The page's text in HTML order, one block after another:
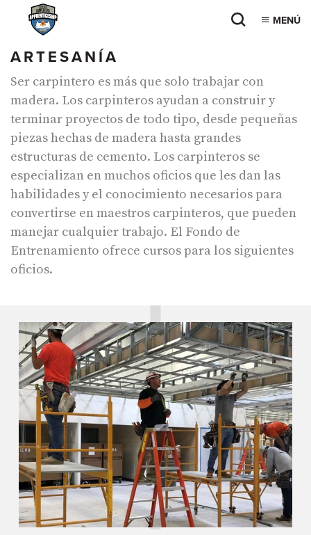
MENÚ
ARTESANÍA
Ser carpintero es más que solo trabajar con
madera. Los carpinteros ayudan a construir y
terminar proyectos de todo tipo, desde pequeñas
piezas hechas de madera hasta grandes
estructuras de cemento. Los carpinteros se
especializan en muchos oficios que les dan las
habilidades y el conocimiento necesarios para
convertirse en maestros carpinteros, que pueden
manejar cualquier trabajo. El Fondo de
Entrenamiento ofrece cursos para los siguientes
oficios.